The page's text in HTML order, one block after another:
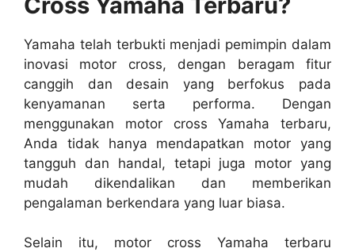
Yamaha telah terbukti menjadi pemimpin dalam
inovasi motor cross, dengan beragam fitur
canggih dan desain yang berfokus pada
kenyamanan serta performa. Dengan
menggunakan motor cross Yamaha terbaru,
Anda tidak hanya mendapatkan motor yang
tangguh dan handal, tetapi juga motor yang
mudah dikendalikan dan memberikan
pengalaman berkendara yang luar biasa.
Selain itu, motor cross Yamaha terbaru